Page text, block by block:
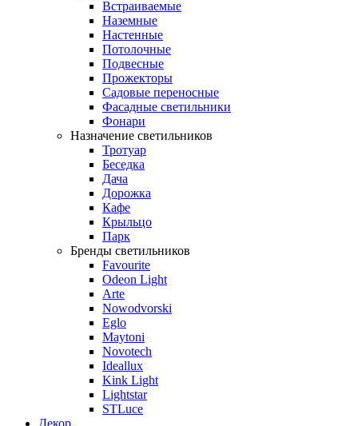
Встраиваемые
Наземные
Настенные
Потолочные
Подвесные
Прожекторы
Садовые переносные
Фасадные светильники
Фонари
Назначение светильников
Тротуар
Беседка
Дача
Дорожка
Кафе
Крыльцо
Парк
Бренды светильников
Favourite
Odeon Light
Arte
Nowodvorski
Eglo
Maytoni
Novotech
Ideallux
Kink Light
Lightstar
STLuce
Декор